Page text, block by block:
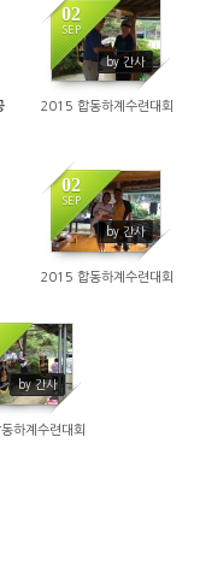
02
SEP
by 간사
1579
2015 합동하계수련대회
02
SEP
by 간사
1360
2015 합동하계수련대회
by 간사
1327
하계수련대회